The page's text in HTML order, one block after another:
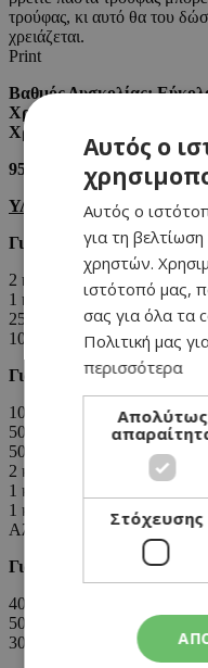
τρούφας, κι αυτό θα του
χρειάζεται.
Print
Βαθμός Δυσκολίας:
Χρόνος Ετοιμασίας: 15΄
Χρόνος ψησίματος: 40΄
95 θερμίδες ανά 100 γρ.
ΥΛΙΚΑ:
Για 6 μερίδες:
2 κουταλάκια ελαιόλαδο
1 κουταλιά κρεμμύδι
250 γρ. κριθαράκι
100 ml λευκό κρασί
Για το μείγμα ντομάτας:
10 γρ. ζάχαρη
500 γρ. ντομάτες κομμένες
500ml νερό
2 κουταλάκια ελαιόλαδο
1 κουταλάκι ζωμό λαχανικών
1 κουταλάκι πάστα τρούφας
Αλάτι-πιπέρι
Για το τελείωμα:
40 γρ. φέτα κομμένη σε
50 γρ. χαλούμι κομμένο σε
300 γρ. γαρίδες, μέτριες
Αυτός ο
Αυτός ο
για τη
χρηστών.
ιστότοπό μας,
σας για όλα τα
Πολιτική μας
περισσότερα
Απολύτως
Στόχευσης